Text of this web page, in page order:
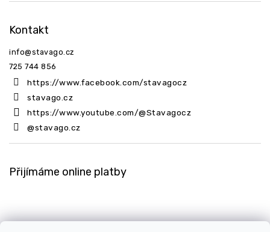
Kontakt
info@stavago.cz
725 744 856
https://www.facebook.com/stavagocz
stavago.cz
https://www.youtube.com/@Stavagocz
@stavago.cz
Přijímáme online platby